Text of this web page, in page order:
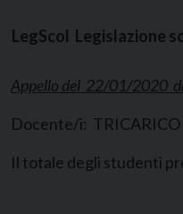
LegScol Legislazione
Appello del 22/01/2020
Docente/i: TRICARICO
Il totale degli studenti